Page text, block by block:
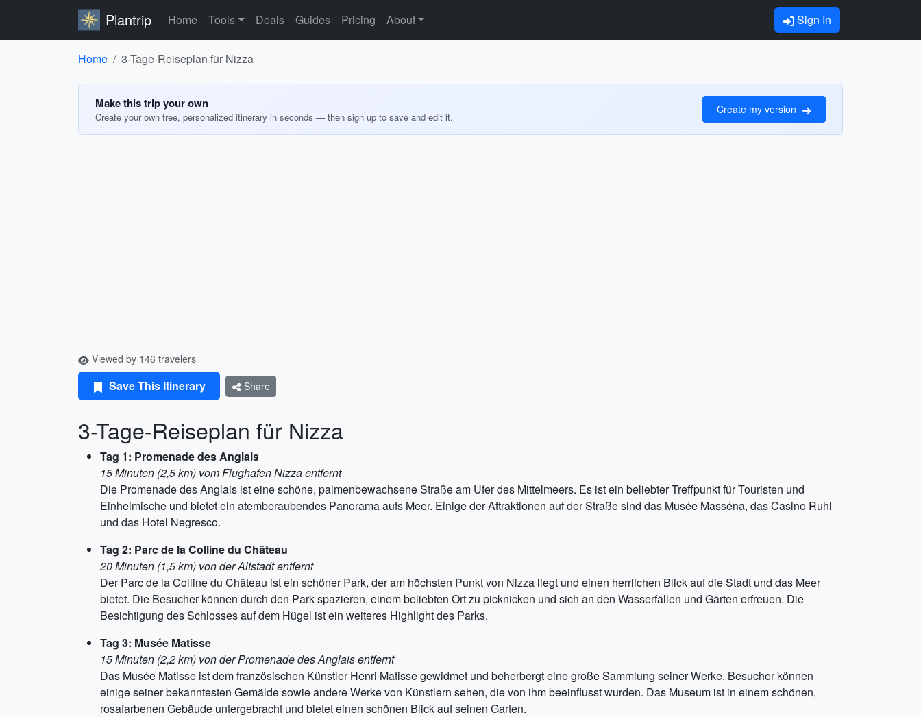
Plantrip Home Tools Deals Guides Pricing About Sign In
Home 3-Tage-Reiseplan für Nizza
Make this trip your own
Create your own free, personalized itinerary in seconds — then sign up to save and edit it.
Create my version
Viewed by 146 travelers
Save This Itinerary Share
3-Tage-Reiseplan für Nizza
Tag 1: Promenade des Anglais
15 Minuten (2,5 km) vom Flughafen Nizza entfernt
Die Promenade des Anglais ist eine schöne, palmenbewachsene Straße am Ufer des Mittelmeers. Es ist ein beliebter Treffpunkt für Touristen und
Einheimische und bietet ein atemberaubendes Panorama aufs Meer. Einige der Attraktionen auf der Straße sind das Musée Masséna, das Casino Ruhl
und das Hotel Negresco.
Tag 2: Parc de la Colline du Château
20 Minuten (1,5 km) von der Altstadt entfernt
Der Parc de la Colline du Château ist ein schöner Park, der am höchsten Punkt von Nizza liegt und einen herrlichen Blick auf die Stadt und das Meer
bietet. Die Besucher können durch den Park spazieren, einem beliebten Ort zu picknicken und sich an den Wasserfällen und Gärten erfreuen. Die
Besichtigung des Schlosses auf dem Hügel ist ein weiteres Highlight des Parks.
Tag 3: Musée Matisse
15 Minuten (2,2 km) von der Promenade des Anglais entfernt
Das Musée Matisse ist dem französischen Künstler Henri Matisse gewidmet und beherbergt eine große Sammlung seiner Werke. Besucher können
einige seiner bekanntesten Gemälde sowie andere Werke von Künstlern sehen, die von ihm beeinflusst wurden. Das Museum ist in einem schönen,
rosafarbenen Gebäude untergebracht und bietet einen schönen Blick auf seinen Garten.